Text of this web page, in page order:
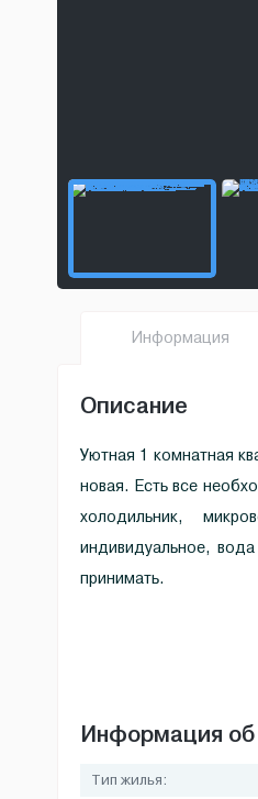
Информация
Описание
Уютная 1 комнатная
новая. Есть все
холодильник,
индивидуальное,
принимать.
Информация об
Тип жилья: